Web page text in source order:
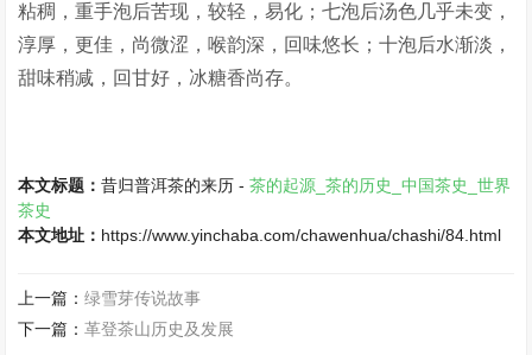
粘稠，重手泡后苦现，较轻，易化；七泡后汤色几乎未变，
淳厚，更佳，尚微涩，喉韵深，回味悠长；十泡后水渐淡，
甜味稍减，回甘好，冰糖香尚存。
本文标题：昔归普洱茶的来历 -茶的起源_茶的历史_中国茶史_世界
茶史
本文地址： https://www.yinchaba.com/chawenhua/chashi/84.html
上一篇：绿雪芽传说故事
下一篇：革登茶山历史及发展